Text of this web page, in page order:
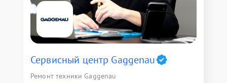
Сервисный центр Gaggenau
Ремонт техники Gaggenau